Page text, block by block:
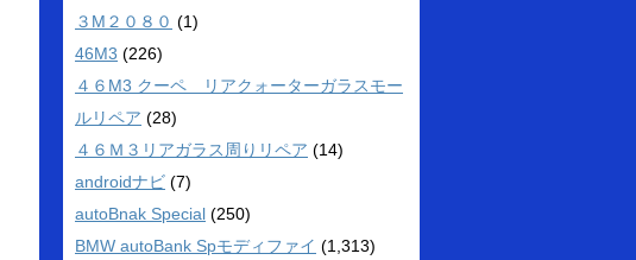
３M２０８０ (1)
46M3 (226)
４６M3 クーペ リアクォーターガラスモー
ルリペア (28)
４６Ｍ３リアガラス周りリペア (14)
androidナビ (7)
autoBnak Special (250)
BMW autoBank Spモディファイ (1,313)